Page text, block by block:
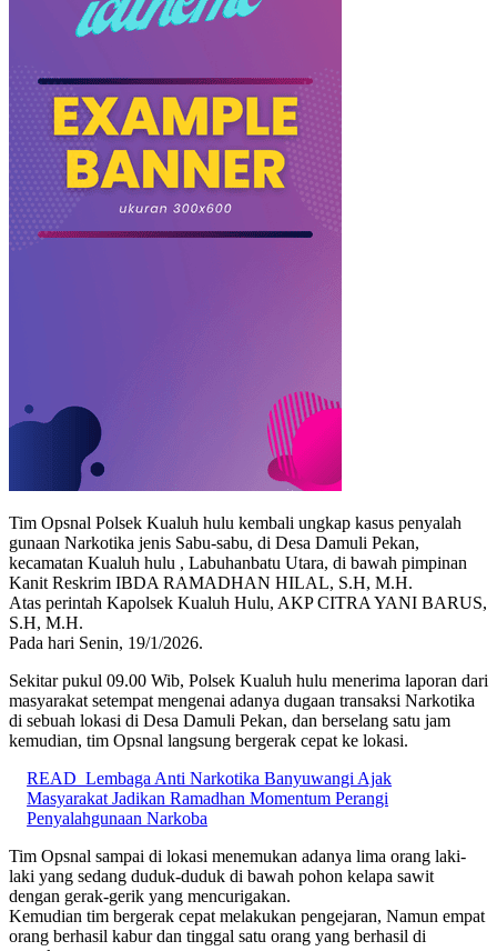
Tim Opsnal Polsek Kualuh hulu kembali ungkap kasus penyalah
gunaan Narkotika jenis Sabu-sabu, di Desa Damuli Pekan,
kecamatan Kualuh hulu , Labuhanbatu Utara, di bawah pimpinan
Kanit Reskrim IBDA RAMADHAN HILAL, S.H, M.H.
Atas perintah Kapolsek Kualuh Hulu, AKP CITRA YANI BARUS,
S.H, M.H.
Pada hari Senin, 19/1/2026.
Sekitar pukul 09.00 Wib, Polsek Kualuh hulu menerima laporan dari
masyarakat setempat mengenai adanya dugaan transaksi Narkotika
di sebuah lokasi di Desa Damuli Pekan, dan berselang satu jam
kemudian, tim Opsnal langsung bergerak cepat ke lokasi.
READ Lembaga Anti Narkotika Banyuwangi Ajak
Masyarakat Jadikan Ramadhan Momentum Perangi
Penyalahgunaan Narkoba
Tim Opsnal sampai di lokasi menemukan adanya lima orang laki-
laki yang sedang duduk-duduk di bawah pohon kelapa sawit
dengan gerak-gerik yang mencurigakan.
Kemudian tim bergerak cepat melakukan pengejaran, Namun empat
orang berhasil kabur dan tinggal satu orang yang berhasil di